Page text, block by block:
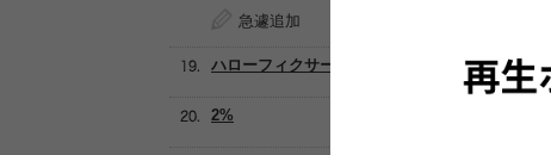
急遽追加
ハローフィクサー
2%